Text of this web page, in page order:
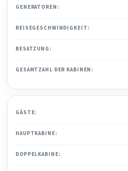
GENERATOREN:
REISEGESCHWINDIGKEIT:
BESATZUNG:
GESAMTZAHL DER KABINEN:
GÄSTE:
HAUPTKABINE:
DOPPELKABINE: